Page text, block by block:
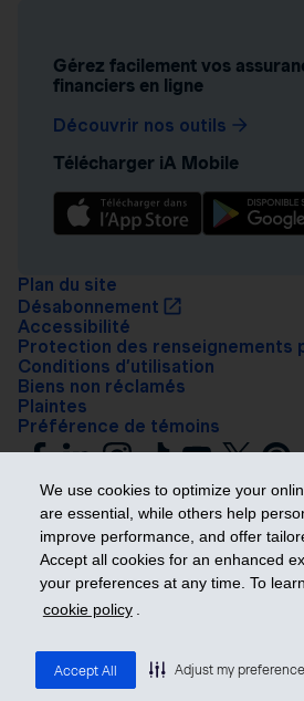
We use cookies to optimize your
are essential, while others help
improve performance, and offer
Accept all cookies for an enhanced
your preferences at any time. To
cookie policy .
Accept All Adjust my
Gérez facilement vos
financiers en ligne
Découvrir nos outils
Télécharger iA Mobile
Plan du site
Désabonnement
Accessibilité
Protection des renseignements
Conditions d’utilisation
Biens non réclamés
Plaintes
Préférence de témoins
Prendre les
Groupe financier. Tous droits réservés.